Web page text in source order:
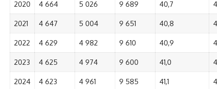
2020 4 664 5 026 9 689 40,7
2021 4 647 5 004 9 651 40,8
2022 4 629 4 982 9 610 40,9
2023 4 625 4 974 9 600 41,0
2024 4 623 4 961 9 585 41,1